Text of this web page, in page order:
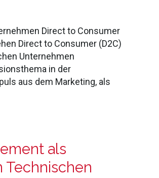
Direct to Consumer
Direct to Consumer (D2C)
Unternehmen
in der
aus dem Marketing, als
als
Technischen